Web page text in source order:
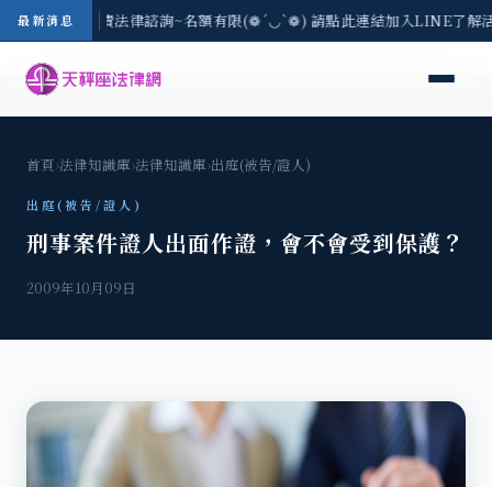
最新消息
3(一) 現場免費法律諮詢~名額有限(❁´◡`❁) 請點此連結加入LINE了
首頁›法律知識庫›法律知識庫›出庭(被告/證人)
出庭(被告/證人)
刑事案件證人出面作證，會不會受到保護？
2009年10月09日